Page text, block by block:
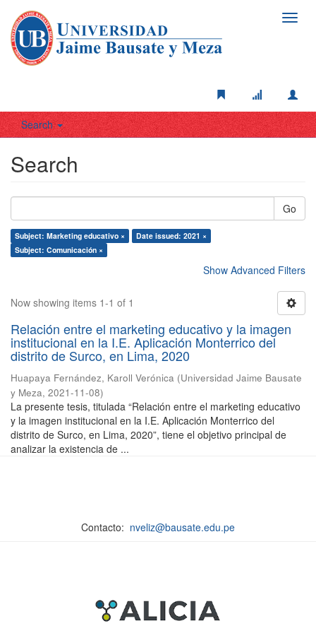
Search
Search
Go
Subject: Marketing educativo ×
Date issued: 2021 ×
Subject: Comunicación ×
Show Advanced Filters
Now showing items 1-1 of 1
Relación entre el marketing educativo y la imagen
institucional en la I.E. Aplicación Monterrico del
distrito de Surco, en Lima, 2020
Huapaya Fernández, Karoll Verónica (Universidad Jaime Bausate
y Meza, 2021-11-08)
La presente tesis, titulada “Relación entre el marketing educativo
y la imagen institucional en la I.E. Aplicación Monterrico del
distrito de Surco, en Lima, 2020”, tiene el objetivo principal de
analizar la existencia de ...
Contacto: nveliz@bausate.edu.pe